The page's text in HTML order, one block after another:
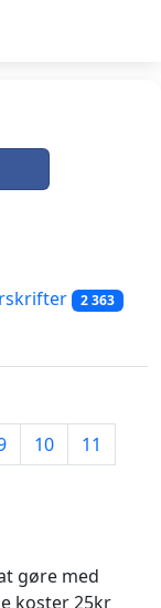
2 363
10
11
gøre med
koster 25kr